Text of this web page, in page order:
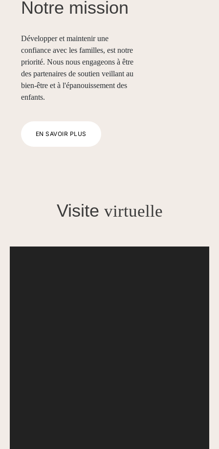
Notre mission
Développer et maintenir une
confiance avec les familles, est notre
priorité. Nous nous engageons à être
des partenaires de soutien veillant au
bien-être et à l'épanouissement des
enfants.
EN SAVOIR PLUS
Visite virtuelle